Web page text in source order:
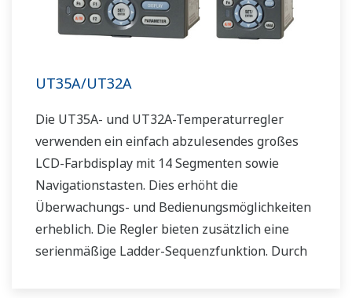
UT35A/UT32A
Die UT35A- und UT32A-Temperaturregler
verwenden ein einfach abzulesendes großes
LCD-Farbdisplay mit 14 Segmenten sowie
Navigationstasten. Dies erhöht die
Überwachungs- und Bedienungsmöglichkeiten
erheblich. Die Regler bieten zusätzlich eine
serienmäßige Ladder-Sequenzfunktion. Durch